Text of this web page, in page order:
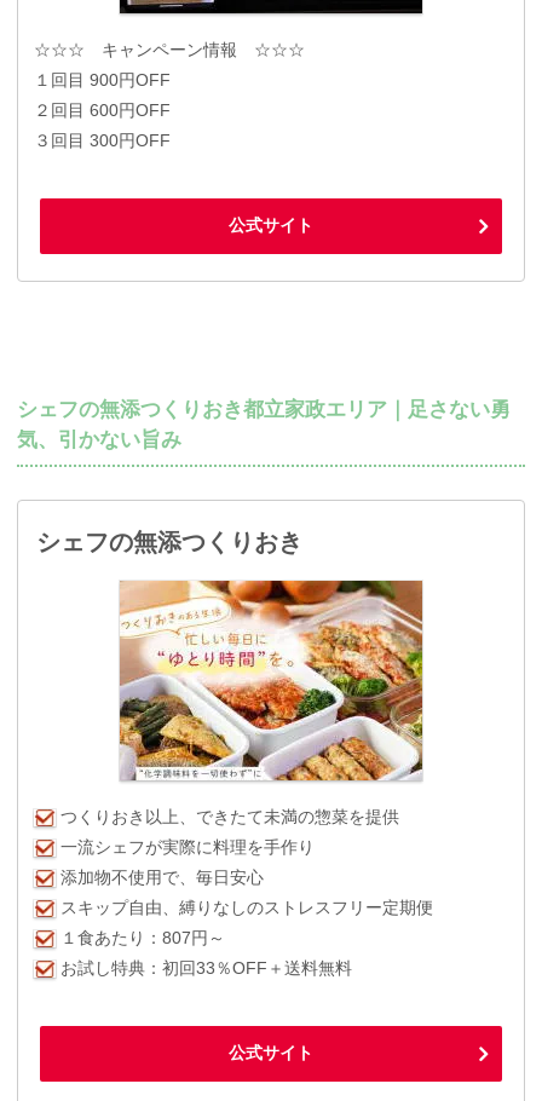
☆☆☆ キャンペーン情報 ☆☆☆
１回目 900円OFF
２回目 600円OFF
３回目 300円OFF
公式サイト
シェフの無添つくりおき都立家政エリア｜足さない勇
気、引かない旨み
シェフの無添つくりおき
つくりおき以上、できたて未満の惣菜を提供
一流シェフが実際に料理を手作り
添加物不使用で、毎日安心
スキップ自由、縛りなしのストレスフリー定期便
１食あたり：807円～
お試し特典：初回33％OFF＋送料無料
公式サイト